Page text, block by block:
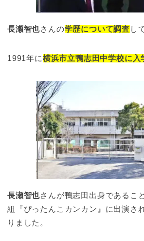
長瀬智也さんの学歴について調査 し
1991年に横浜市立鴨志田中学校に入
長瀬智也さんが鴨志田出身であるこ
組『ぴったんこカンカン』に出演さ
りました。